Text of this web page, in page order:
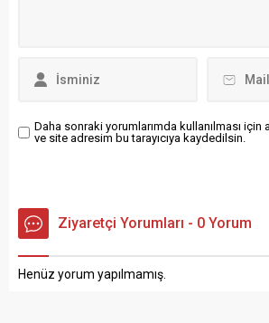
Daha sonraki yorumlarımda kullanılması için
ve site adresim bu tarayıcıya kaydedilsin.
Ziyaretçi Yorumları - 0 Yorum
Henüz yorum yapılmamış.